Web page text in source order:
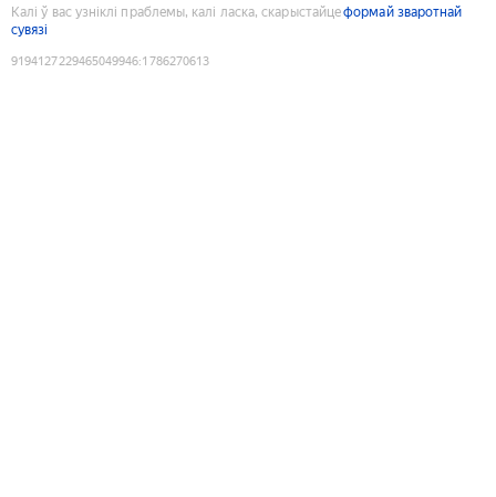
Калі ў вас узніклі праблемы, калі ласка, скарыстайцеформай зваротнай
сувязі
9194127229465049946:1786270613